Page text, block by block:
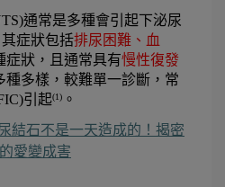
通常是多種會引起下泌尿
其症狀包括排尿困難、血
症狀，且通常具有慢性復發
種多樣，較難單一診斷，常
引起(1) 。
結石不是一天造成的！揭密
愛變成害